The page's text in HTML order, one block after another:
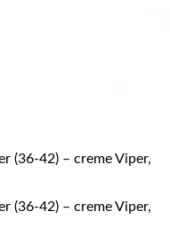
(36-42) – creme Viper,
(36-42) – creme Viper,